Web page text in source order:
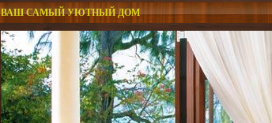
ВАШ САМЫЙ УЮТНЫЙ ДОМ